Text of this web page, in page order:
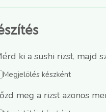
ki a sushi rizst, majd
Megjelölés készként
meg a rizst azonos